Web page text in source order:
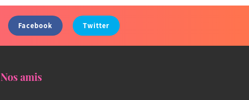
Facebook Twitter
Nos amis